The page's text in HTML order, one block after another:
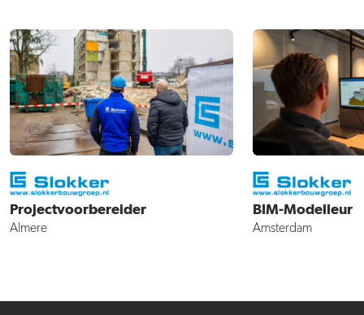
Projectvoorbereider
Almere
BIM-Modelleur
Amsterdam